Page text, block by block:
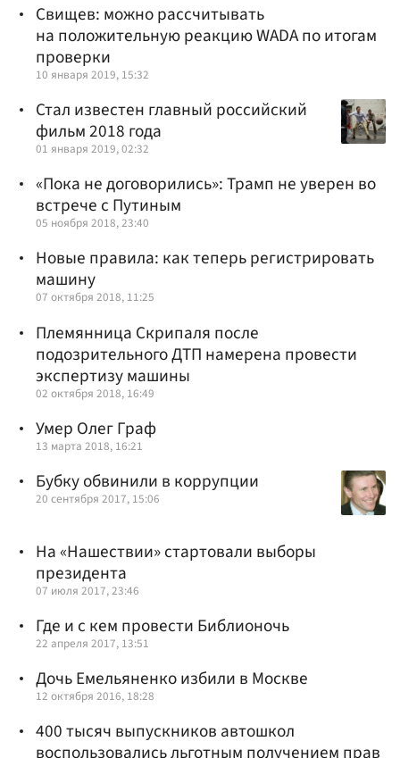
Свищев: можно рассчитывать
на положительную реакцию WADA по итогам
проверки
10 января 2019, 15:32
Стал известен главный российский
фильм 2018 года
01 января 2019, 02:32
«Пока не договорились»: Трамп не уверен во
встрече с Путиным
05 ноября 2018, 23:40
Новые правила: как теперь регистрировать
машину
07 октября 2018, 11:25
Племянница Скрипаля после
подозрительного ДТП намерена провести
экспертизу машины
02 октября 2018, 16:49
Умер Олег Граф
13 марта 2018, 16:21
Бубку обвинили в коррупции
20 сентября 2017, 15:06
На «Нашествии» стартовали выборы
президента
07 июля 2017, 23:46
Где и с кем провести Библионочь
22 апреля 2017, 13:51
Дочь Емельяненко избили в Москве
12 октября 2016, 18:28
400 тысяч выпускников автошкол
воспользовались льготным получением прав